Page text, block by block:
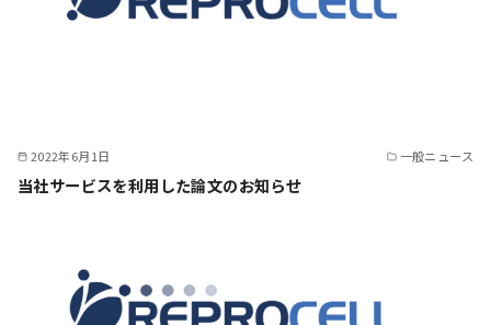
2022年6月1日 一般ニュース
当社サービスを利用した論文のお知らせ